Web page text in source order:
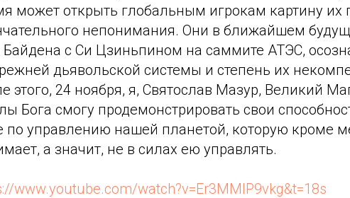
может открыть глобальным игрокам картину их
непонимания. Они в ближайшем
с Си Цзиньпином на саммите АТЭС,
дьявольской системы и степень их
этого, 24 ноября, я, Святослав Мазур, Великий
Бога смогу продемонстрировать свои
по управлению нашей планетой, которую кроме
а значит, не в силах ею управлять.
www.youtube.com/watch?v=Er3MMIP9vkg&t=18s